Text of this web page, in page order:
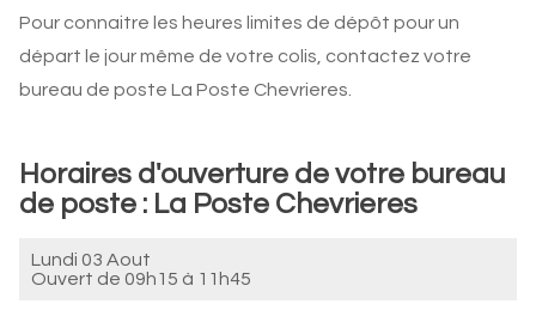
Pour connaitre les heures limites de dépôt pour un
départ le jour même de votre colis, contactez votre
bureau de poste La Poste Chevrieres.
Horaires d'ouverture de votre bureau
de poste : La Poste Chevrieres
Lundi 03 Aout
Ouvert de 09h15 à 11h45